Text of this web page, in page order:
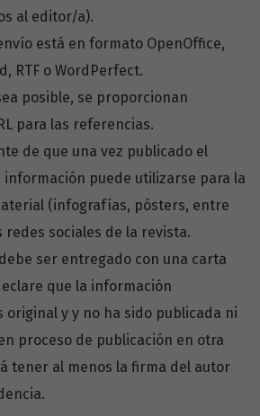
al editor/a).
está en formato OpenOffice,
RTF o WordPerfect.
posible, se proporcionan
para las referencias.
de que una vez publicado el
información puede utilizarse para la
(infografías, pósters, entre
redes sociales de la revista.
ser entregado con una carta
que la información
original y y no ha sido publicada ni
proceso de publicación en otra
tener al menos la firma del autor